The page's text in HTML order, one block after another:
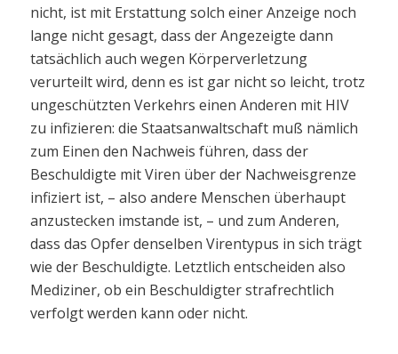
nicht, ist mit Erstattung solch einer Anzeige noch
lange nicht gesagt, dass der Angezeigte dann
tatsächlich auch wegen Körperverletzung
verurteilt wird, denn es ist gar nicht so leicht, trotz
ungeschützten Verkehrs einen Anderen mit HIV
zu infizieren: die Staatsanwaltschaft muß nämlich
zum Einen den Nachweis führen, dass der
Beschuldigte mit Viren über der Nachweisgrenze
infiziert ist, – also andere Menschen überhaupt
anzustecken imstande ist, – und zum Anderen,
dass das Opfer denselben Virentypus in sich trägt
wie der Beschuldigte. Letztlich entscheiden also
Mediziner, ob ein Beschuldigter strafrechtlich
verfolgt werden kann oder nicht.